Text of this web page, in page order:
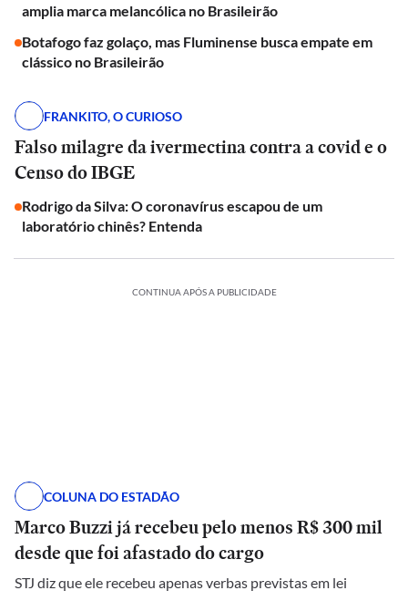
amplia marca melancólica no Brasileirão
Botafogo faz golaço, mas Fluminense busca empate em
clássico no Brasileirão
FRANKITO, O CURIOSO
Falso milagre da ivermectina contra a covid e o
Censo do IBGE
Rodrigo da Silva: O coronavírus escapou de um
laboratório chinês? Entenda
CONTINUA APÓS A PUBLICIDADE
COLUNA DO ESTADÃO
Marco Buzzi já recebeu pelo menos R$ 300 mil
desde que foi afastado do cargo
STJ diz que ele recebeu apenas verbas previstas em lei